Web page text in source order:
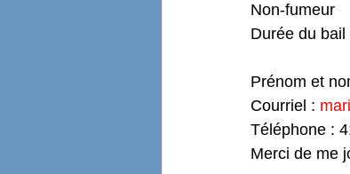
Non-fumeur
Durée du
Prénom et
Courriel :
Téléphone :
Merci de me